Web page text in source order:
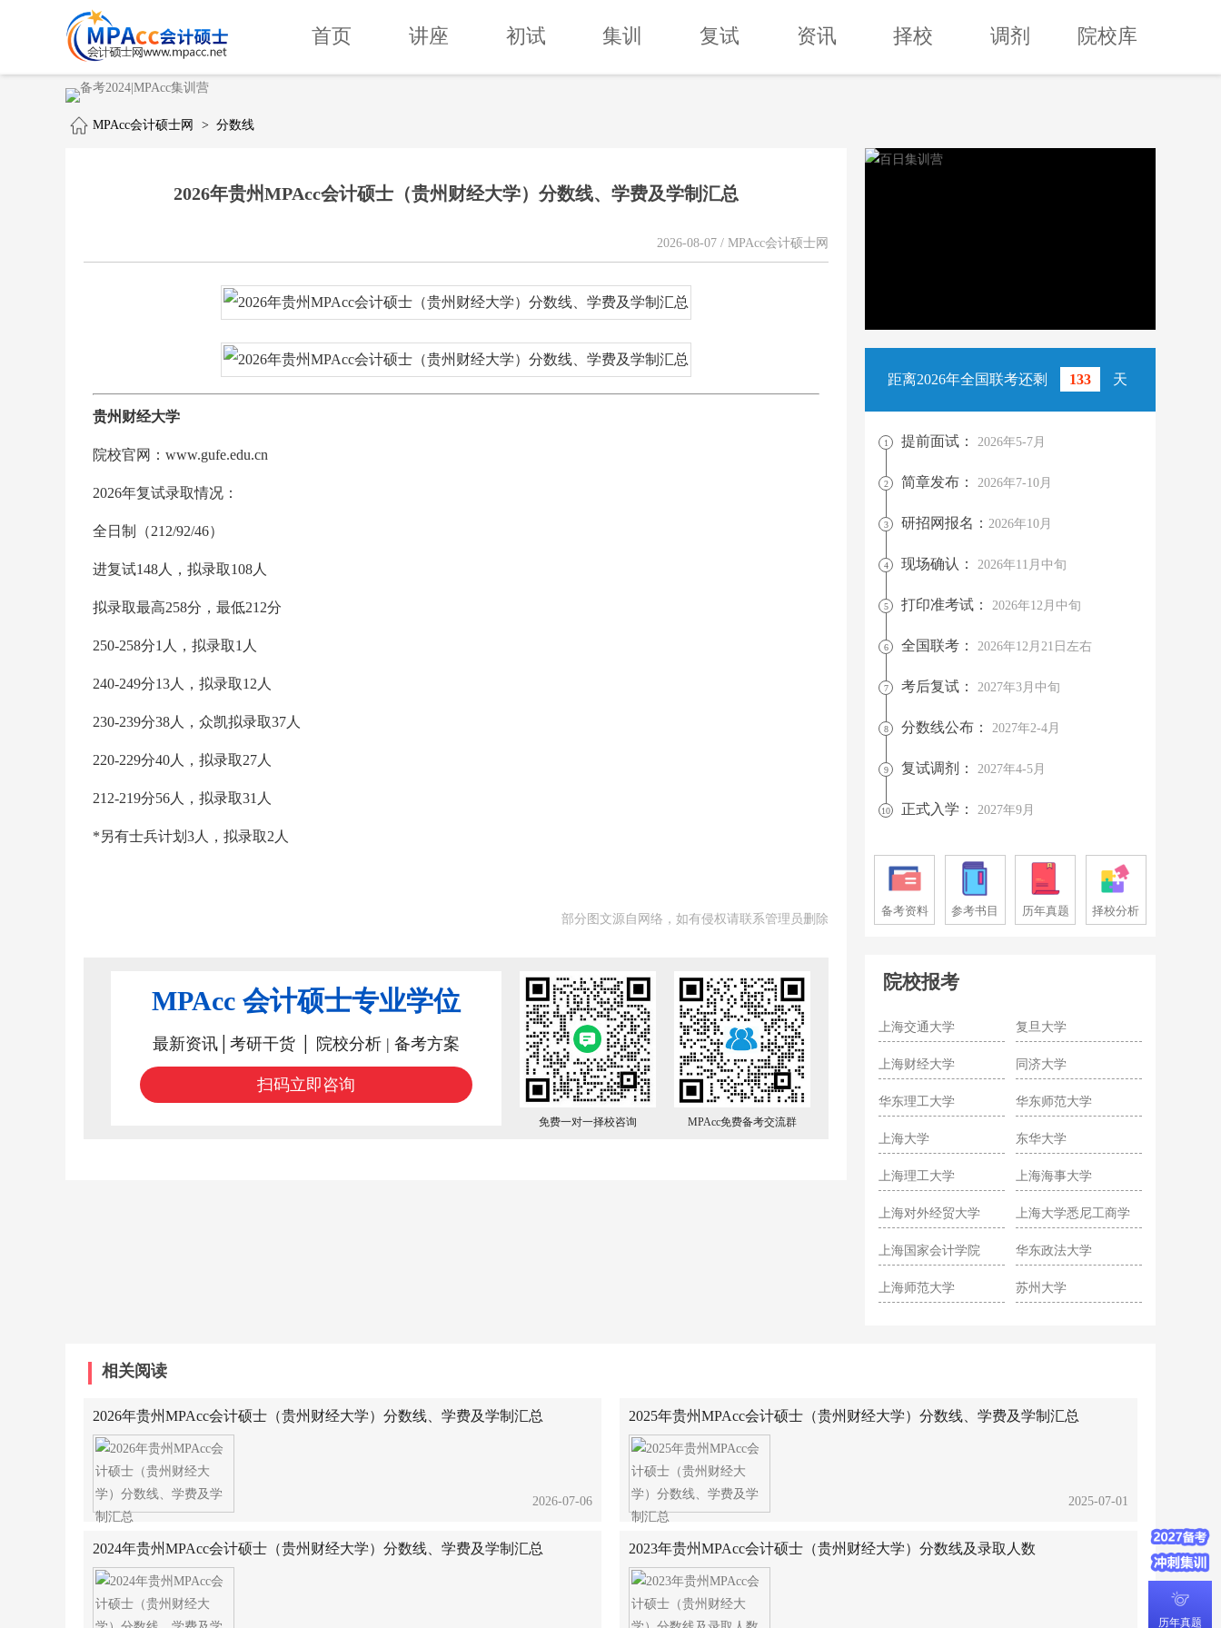
首页 讲座 初试 集训 复试 资讯 择校 调剂 院校库
MPAcc会计硕士网 > 分数线
2026年贵州MPAcc会计硕士（贵州财经大学）分数线、学费及学制汇总
2026-08-07 / MPAcc会计硕士网
贵州财经大学
院校官网：www.gufe.edu.cn
2026年复试录取情况：
全日制（212/92/46）
进复试148人，拟录取108人
拟录取最高258分，最低212分
250-258分1人，拟录取1人
240-249分13人，拟录取12人
230-239分38人，众凯拟录取37人
220-229分40人，拟录取27人
212-219分56人，拟录取31人
*另有士兵计划3人，拟录取2人
部分图文源自网络，如有侵权请联系管理员删除
MPAcc 会计硕士专业学位
最新资讯│考研干货 │ 院校分析 | 备考方案
扫码立即咨询
免费一对一择校咨询 MPAcc免费备考交流群
距离2026年全国联考还剩 133 天
1 提前面试： 2026年5-7月
2 简章发布： 2026年7-10月
3 研招网报名： 2026年10月
4 现场确认： 2026年11月中旬
5 打印准考试： 2026年12月中旬
6 全国联考： 2026年12月21日左右
7 考后复试： 2027年3月中旬
8 分数线公布： 2027年2-4月
9 复试调剂： 2027年4-5月
10 正式入学： 2027年9月
备考资料 参考书目 历年真题 择校分析
院校报考
上海交通大学 复旦大学
上海财经大学 同济大学
华东理工大学 华东师范大学
上海大学 东华大学
上海理工大学 上海海事大学
上海对外经贸大学
上海大学悉尼工商学
上海国家会计学院 华东政法大学
上海师范大学 苏州大学
相关阅读
2026年贵州MPAcc会计硕士（贵州财经大学）分数线、学费及学制汇总
2026-07-06
2025年贵州MPAcc会计硕士（贵州财经大学）分数线、学费及学制汇总
2025-07-01
2024年贵州MPAcc会计硕士（贵州财经大学）分数线、学费及学制汇总 2023年贵州MPAcc会计硕士（贵州财经大学）分数线及录取人数
历年真题